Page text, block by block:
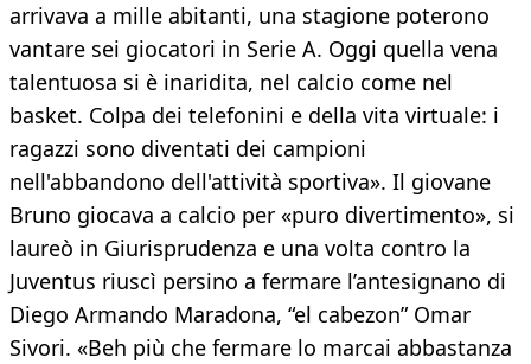
arrivava a mille abitanti, una stagione poterono
vantare sei giocatori in Serie A. Oggi quella vena
talentuosa si è inaridita, nel calcio come nel
basket. Colpa dei telefonini e della vita virtuale: i
ragazzi sono diventati dei campioni
nell'abbandono dell'attività sportiva». Il giovane
Bruno giocava a calcio per «puro divertimento», si
laureò in Giurisprudenza e una volta contro la
Juventus riuscì persino a fermare l’antesignano di
Diego Armando Maradona, “el cabezon” Omar
Sivori. «Beh più che fermare lo marcai abbastanza